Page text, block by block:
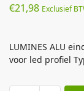
€21,98 Exclusief
LUMINES ALU
voor led profiel